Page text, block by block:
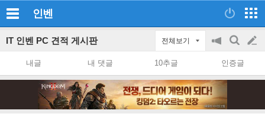
인벤
IT 인벤 PC 견적 게시판 전체보기
공
on/off
검
색
글
쓰
내글 내 댓글 10추글 인증글